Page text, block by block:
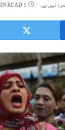
نہیں ہے۔ 1 MIN READ